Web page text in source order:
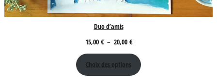
Duo d’amis
15,00 € – 20,00 €Plage
de
prix :
15,00 €
Choix des options